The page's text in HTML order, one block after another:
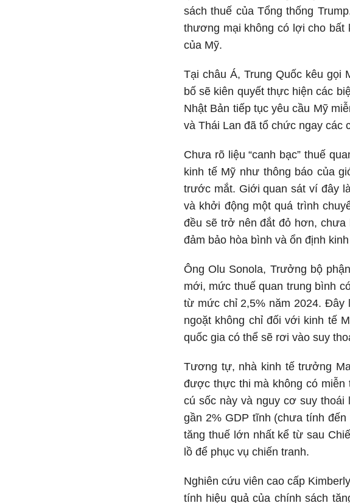
sách thuế của Tổng thống
thương mại không có lợi cho bất
của Mỹ.
Tại châu Á, Trung Quốc kêu gọi
bố sẽ kiên quyết thực hiện các
Nhật Bản tiếp tục yêu cầu Mỹ
và Thái Lan đã tổ chức ngay các
Chưa rõ liệu “canh bạc” thuế
kinh tế Mỹ như thông báo của
trước mắt. Giới quan sát ví đây
và khởi động một quá trình
đều sẽ trở nên đắt đỏ hơn,
đảm bảo hòa bình và ổn định
Ông Olu Sonola, Trưởng bộ
mới, mức thuế quan trung bình
từ mức chỉ 2,5% năm 2024. Đây
ngoặt không chỉ đối với kinh tế
quốc gia có thể sẽ rơi vào suy
Tương tự, nhà kinh tế trưởng
được thực thi mà không có miễn
cú sốc này và nguy cơ suy thoái
gần 2% GDP tĩnh (chưa tính
tăng thuế lớn nhất kể từ sau
lồ để phục vụ chiến tranh.
Nghiên cứu viên cao cấp
tính hiệu quả của chính sách